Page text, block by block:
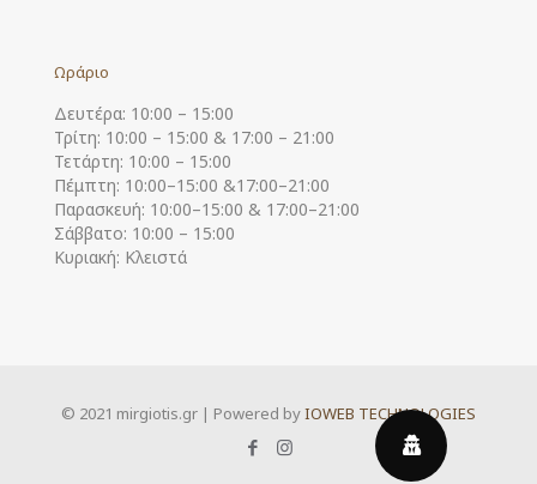
Ωράριο
Δευτέρα: 10:00 – 15:00
Τρίτη: 10:00 – 15:00 & 17:00 – 21:00
Τετάρτη: 10:00 – 15:00
Πέμπτη: 10:00–15:00 &17:00–21:00
Παρασκευή: 10:00–15:00 & 17:00–21:00
Σάββατο: 10:00 – 15:00
Κυριακή: Κλειστά
© 2021 mirgiotis.gr | Powered byIOWEB TECHNOLOGIES